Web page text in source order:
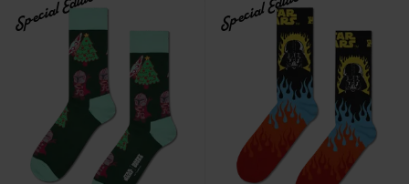
Special Edition Special Edition